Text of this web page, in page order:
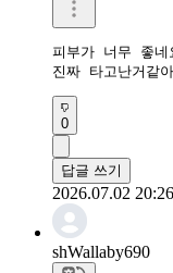
피부가 너무 좋네
진짜 타고난거같
0
답글 쓰기
2026.07.02 20:26
shWallaby690